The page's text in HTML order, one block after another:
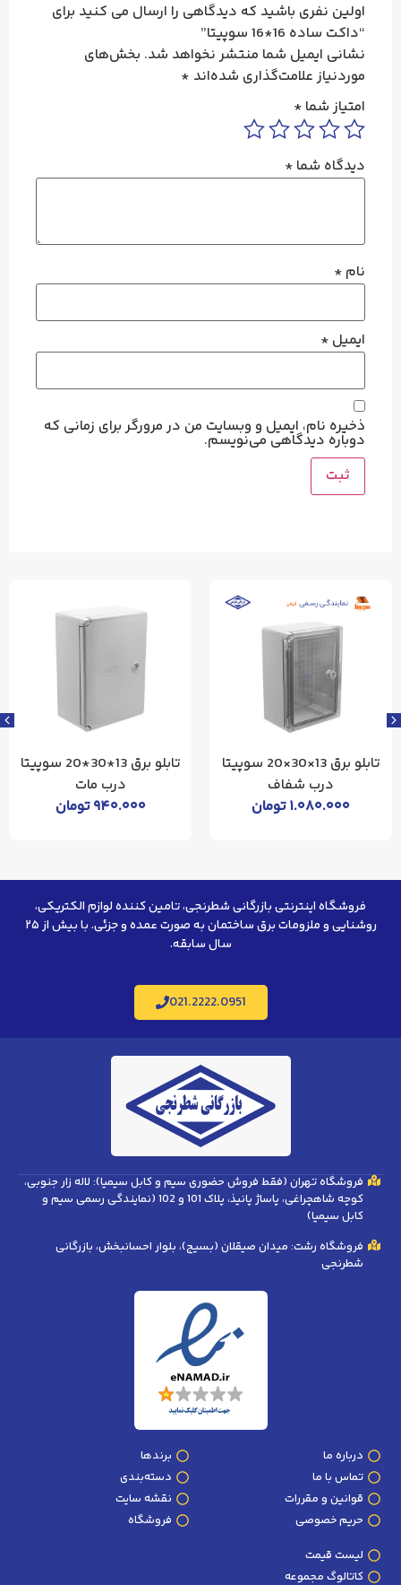
اولین نفری باشید که دیدگاهی را ارسال می کنید برای
“داکت ساده 16*16 سوپیتا”
نشانی ایمیل شما منتشر نخواهد شد. بخش‌های
موردنیاز علامت‌گذاری شده‌اند *
امتیاز شما *
دیدگاه شما *
نام *
ایمیل *
ذخیره نام، ایمیل و وبسایت من در مرورگر برای زمانی که
دوباره دیدگاهی می‌نویسم.
تابلو برق 13×30×20 سوپیتا
درب شفاف
تومان
تابلو برق 13*30*20 سوپیتا
تومان
فروشگاه اینترنتی بازرگانی شطرنجی، تامین کننده لوازم الکتریکی،
روشنایی و ملزومات برق ساختمان به صورت عمده و جزئی. با بیش از ۲۵
سال سابقه.
021.2222.0951
فروشگاه تهران (فقط فروش حضوری سیم و کابل سیمیا): لاله زار جنوبی،
کوچه شاهچراغی، پاساژ پانیذ، پلاک 101 و 102 (نمایندگی رسمی سیم و
کابل سیمیا)
فروشگاه رشت: میدان صیقلان (بسیج)، بلوار احسانبخش، بازرگانی
شطرنجی
درباره ما
تماس با ما
قوانین و مقررات
حریم خصوصی
برندها
دسته‌بندی
نقشه سایت
فروشگاه
لیست قیمت
کاتالوگ مجموعه